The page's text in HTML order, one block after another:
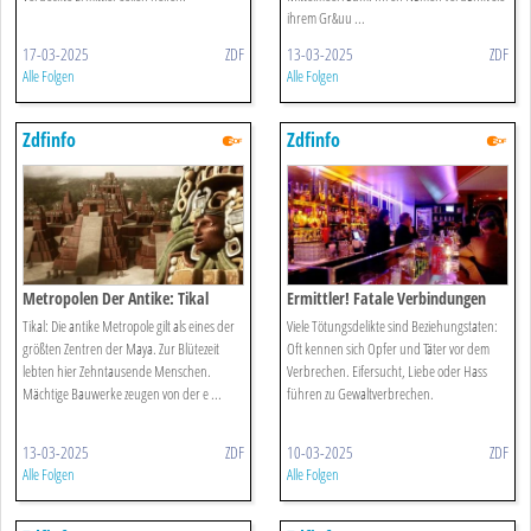
17-03-2025 ZDF
Alle Folgen
ihrem Gr&uu ...
13-03-2025 ZDF
Alle Folgen
Zdfinfo
Metropolen Der Antike: Tikal
Tikal: Die antike Metropole gilt als eines der
größten Zentren der Maya. Zur Blütezeit
lebten hier Zehntausende Menschen.
Mächtige Bauwerke zeugen von der e ...
13-03-2025 ZDF
Alle Folgen
Zdfinfo
Ermittler! Fatale Verbindungen
Viele Tötungsdelikte sind Beziehungstaten:
Oft kennen sich Opfer und Täter vor dem
Verbrechen. Eifersucht, Liebe oder Hass
führen zu Gewaltverbrechen.
10-03-2025 ZDF
Alle Folgen